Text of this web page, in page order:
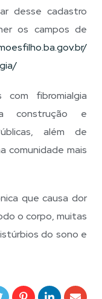
desse cadastro
os campos de
fibromialgia
construção e
além de
comunidade mais
que causa dor
o corpo, muitas
do sono e